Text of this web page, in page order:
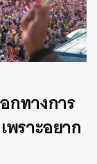
กทางการ
พราะอยาก